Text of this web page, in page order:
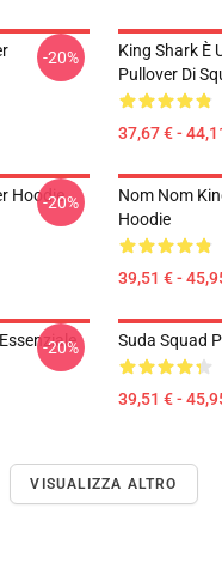
-20%
King Shark È
Pullover Di
37,67 € -
Hoodie
-20%
Nom Nom
Hoodie
39,51 € -
-20% Suda Squad
39,51 € -
VISUALIZZA ALTRO